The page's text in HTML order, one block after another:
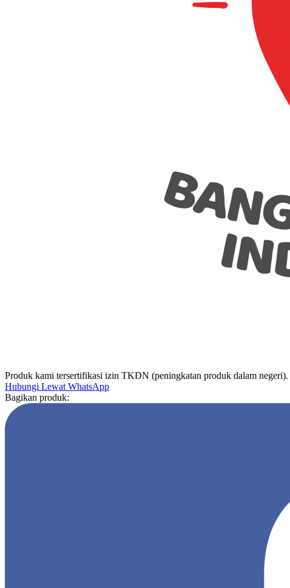
Produk kami tersertifikasi izin TKDN (peningkatan produk dalam negeri).
Hubungi Lewat WhatsApp
Bagikan produk: